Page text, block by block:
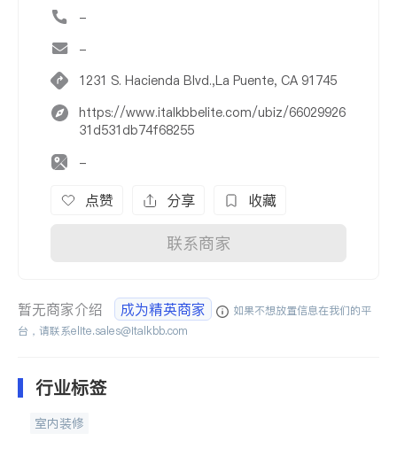
-
-
1231 S. Hacienda Blvd.,La Puente, CA 91745
https://www.italkbbelite.com/ubiz/66029926
31d531db74f68255
-
点赞 分享 收藏
联系商家
暂无商家介绍 成为精英商家
如果不想放置信息在我们的平
台，请联系elite.sales@italkbb.com
行业标签
室内装修